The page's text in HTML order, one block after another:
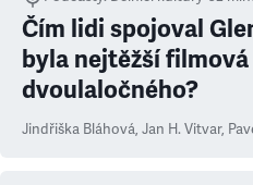
Čím lidi spojoval
byla nejtěžší
dvoulaločného?
Jindřiška Bláhová, Jan H. Vitvar,